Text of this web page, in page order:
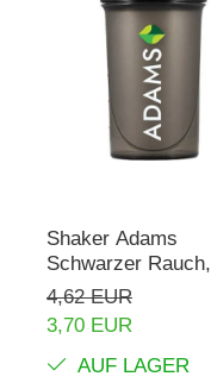
Verdauung
Wechseljahre
Wohlbefinden &
Shaker Adams
Schwarzer
ml
4,62 EUR
3,70 EUR
AUF LAGER